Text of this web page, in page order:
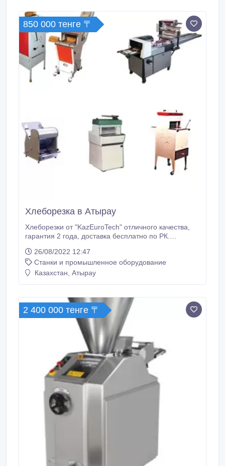
мастера бесплатно произведут пусконаладочную
установку у Вас на производстве.
850 000 тенге 〒
Хлеборезка в Атырау
Хлеборезки от "KazEuroTeсh" отличного качества,
гарантия 2 года, доставка бесплатно по РК.
500шт/ч Резка – 13мм Вместительность хлеба 40см
Лезвие 24шт Ширина 61см Длина 80см Высота
104см Вес 140кг Уровень напряжения 380В
26/08/2022 12:47
Станки и промышленное оборудование
Казахстан, Атырау
2 400 000 тенге 〒